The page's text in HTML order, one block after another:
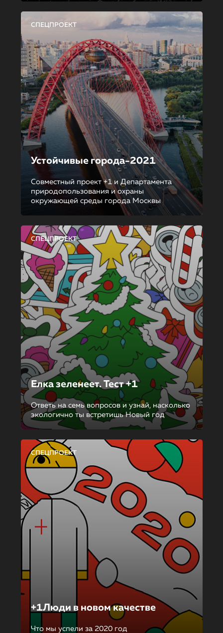
СПЕЦПРОЕКТ
Устойчивые города-2021
Совместный проект +1 и Департамента
природопользования и охраны
окружающей среды города Москвы
СПЕЦПРОЕКТ
Елка зеленеет. Тест +1
Ответь на семь вопросов и узнай, насколько
экологично ты встретишь Новый год
СПЕЦПРОЕКТ
+1Люди в новом качестве
Что мы успели за 2020 год